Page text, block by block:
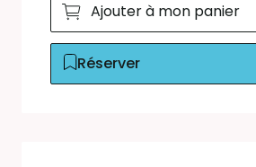
Ajouter à mon panier
Réserver